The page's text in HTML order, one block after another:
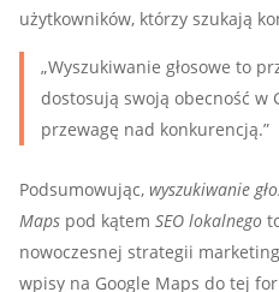
użytkowników, którzy szukają
„Wyszukiwanie głosowe to
dostosują swoją obecność w
przewagę nad konkurencją.”
Podsumowując,wyszukiwanie
Maps pod kątemSEO lokalnego
nowoczesnej strategii
wpisy na Google Maps do tej